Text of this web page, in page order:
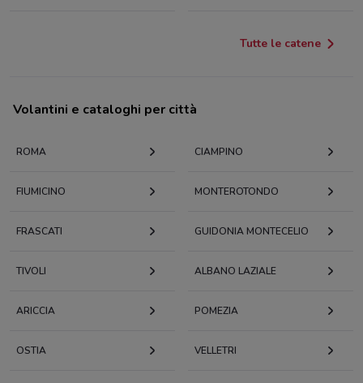
Tutte le catene
Volantini e cataloghi per città
ROMA CIAMPINO
FIUMICINO MONTEROTONDO
FRASCATI GUIDONIA MONTECELIO
TIVOLI ALBANO LAZIALE
ARICCIA POMEZIA
OSTIA VELLETRI